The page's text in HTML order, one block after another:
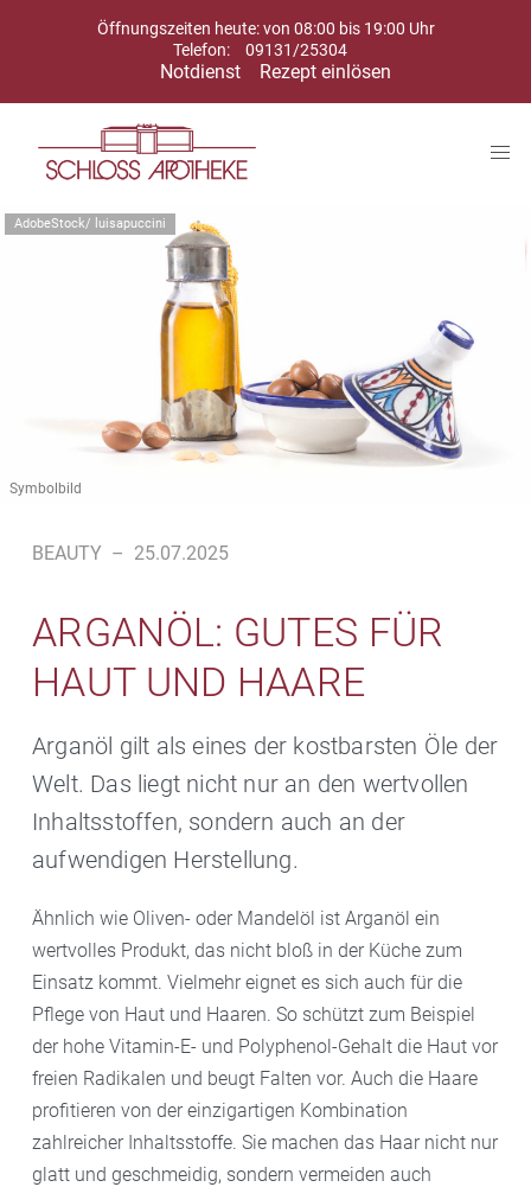
Öffnungszeiten heute: von 08:00 bis 19:00 Uhr
Telefon:
09131/25304
Notdienst Rezept einlösen
AdobeStock/ luisapuccini
Symbolbild
BEAUTY – 25.07.2025
ARGANÖL: GUTES FÜR
HAUT UND HAARE
Arganöl gilt als eines der kostbarsten Öle der
Welt. Das liegt nicht nur an den wertvollen
Inhaltsstoffen, sondern auch an der
aufwendigen Herstellung.
Ähnlich wie Oliven- oder Mandelöl ist Arganöl ein
wertvolles Produkt, das nicht bloß in der Küche zum
Einsatz kommt. Vielmehr eignet es sich auch für die
Pflege von Haut und Haaren. So schützt zum Beispiel
der hohe Vitamin-E- und Polyphenol-Gehalt die Haut vor
freien Radikalen und beugt Falten vor. Auch die Haare
profitieren von der einzigartigen Kombination
zahlreicher Inhaltsstoffe. Sie machen das Haar nicht nur
glatt und geschmeidig, sondern vermeiden auch